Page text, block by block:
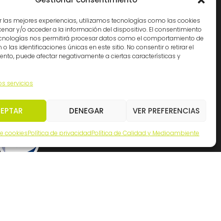
las mejores experiencias, utilizamos tecnologías como las cookies
y/o acceder a la información del dispositivo. El consentimiento
nos permitirá procesar datos como el comportamiento de
o las identificaciones únicas en este sitio. No consentir o retirar el
puede afectar negativamente a ciertas características y
servicios
DENEGAR VER PREFERENCIAS
cookiesPolítica de privacidadPolítica de Calidad y Medioambiente
Cádiz: (34) 956 261363
Madrid: (34) 914 341140
info@ingemation.com
Trabaja con nosotros
Canal ético y de denuncias